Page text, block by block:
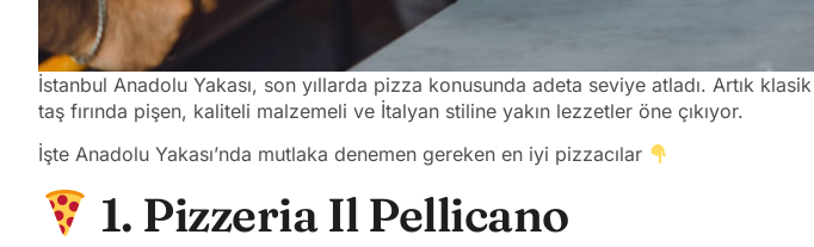
İstanbul Anadolu Yakası, son yıllarda pizza konusunda adeta seviye atladı. Artık
taş fırında pişen, kaliteli malzemeli ve İtalyan stiline yakın lezzetler öne çıkıyor.
İşte Anadolu Yakası’nda mutlaka denemen gereken en iyi pizzacılar
1. Pizzeria Il Pellicano